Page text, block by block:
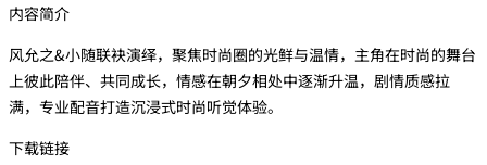
内容简介
风允之&小随联袂演绎，聚焦时尚圈的光鲜与温情，主角在时尚的舞台
上彼此陪伴、共同成长，情感在朝夕相处中逐渐升温，剧情质感拉
满，专业配音打造沉浸式时尚听觉体验。
下载链接